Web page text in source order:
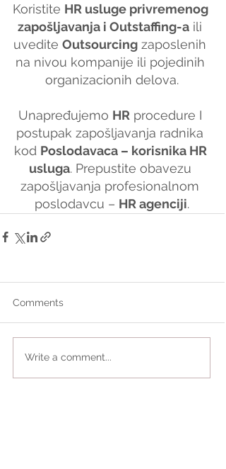
Koristite HR usluge privremenog
zapošljavanja i Outstaffing-a ili
uvedite Outsourcing zaposlenih
na nivou kompanije ili pojedinih
organizacionih delova.
Unapređujemo HR procedure I
postupak zapošljavanja radnika
kod Poslodavaca – korisnika HR
usluga. Prepustite obavezu
zapošljavanja profesionalnom
poslodavcu – HR agenciji.
Comments
Write a comment...